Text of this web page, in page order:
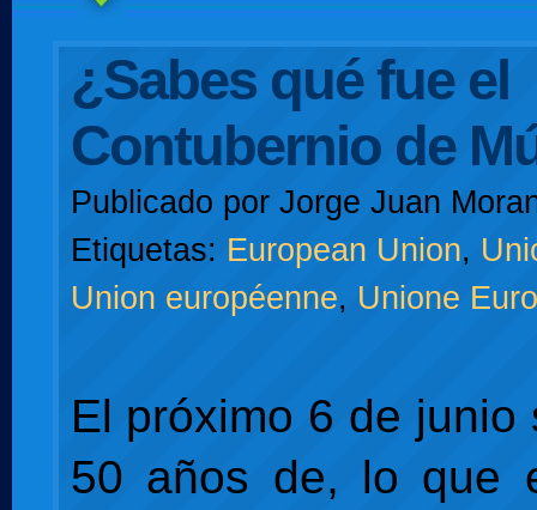
¿Sabes qué fue el
Contubernio de
Publicado por Jorge Juan
Etiquetas: European Union,
Union européenne, Unione
El próximo 6 de junio
50 años de, lo que